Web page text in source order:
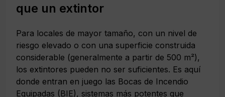
que un extintor
Para locales de mayor tamaño, con un nivel de
riesgo elevado o con una superficie construida
considerable (generalmente a partir de 500 m²),
los extintores pueden no ser suficientes. Es aquí
donde entran en juego las Bocas de Incendio
Equipadas (BIE), sistemas más potentes que